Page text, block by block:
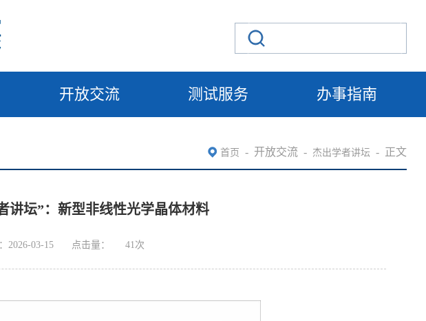
开放交流 测试服务 办事指南
首页 - 开放交流 - 杰出学者讲坛 - 正文
讲坛”：新型非线性光学晶体材料
2026-03-15 点击量： 41次